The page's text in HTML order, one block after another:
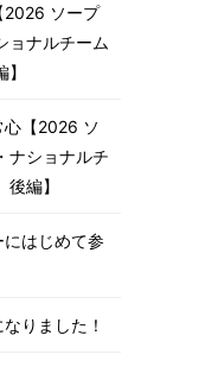
2026 ソープ
ョナルチーム
心【2026 ソ
ナショナルチ
編】
はじめて参
りました！